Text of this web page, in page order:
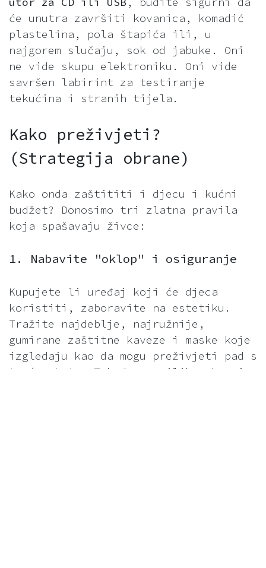
će unutra završiti kovanica, komadić
plastelina, pola štapića ili, u
najgorem slučaju, sok od jabuke. Oni
ne vide skupu elektroniku. Oni vide
savršen labirint za testiranje
tekućina i stranih tijela.
Kako preživjeti?
(Strategija obrane)
Kako onda zaštititi i djecu i kućni
budžet? Donosimo tri zlatna pravila
koja spašavaju živce:
1. Nabavite "oklop" i osiguranje
Kupujete li uređaj koji će djeca
koristiti, zaboravite na estetiku.
Tražite najdeblje, najružnije,
gumirane zaštitne kaveze i maske koje
izgledaju kao da mogu preživjeti pad s
trećeg kata. Također, prilikom kupnje